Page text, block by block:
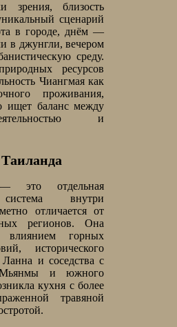
зрения, близость
сценарий
в городе, днём —
в джунгли, вечером
среду.
ресурсов
Чиангмая как
проживания,
ищет баланс между
и
это отдельная
система внутри
отличается от
регионов. Она
влиянием горных
исторического
Ланна и соседства с
Мьянмы и южного
кухня с более
травяной